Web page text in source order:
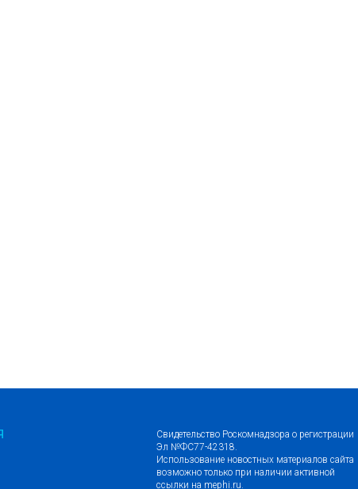
Свидетельство Роскомнадзора о регистрации
Эл №ФС77-42318.
Использование новостных материалов сайта
возможно только при наличии активной
ссылки на mephi.ru.